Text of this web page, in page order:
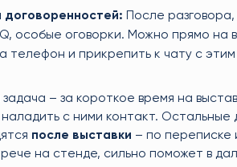
договоренностей: После
особые оговорки. Можно прямо на
телефон и прикрепить к чату с
задача – за короткое время на
с ними контакт.
после выставки – по переписке
на стенде, сильно поможет в